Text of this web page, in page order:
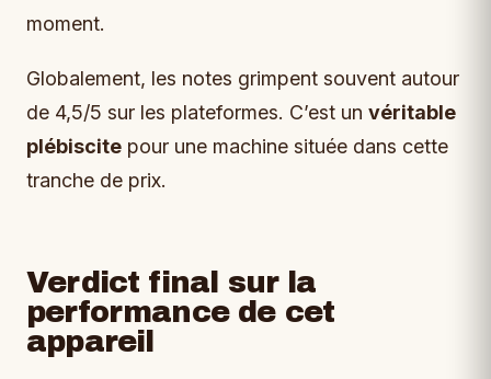
moment.
Globalement, les notes grimpent souvent autour
de 4,5/5 sur les plateformes. C’est un véritable
plébiscite pour une machine située dans cette
tranche de prix.
Verdict final sur la
performance de cet
appareil